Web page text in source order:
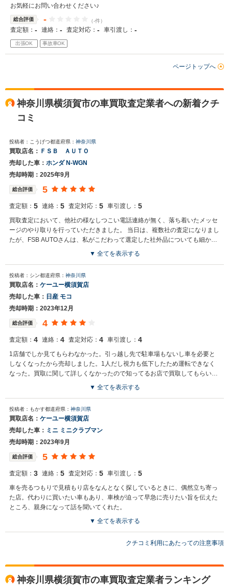
お気軽にお問い合わせください♪
総合評価 - （-件）
査定額： - 連絡： - 査定対応： - 車引渡し： -
出張OK 事故車OK
ページトップへ
神奈川県横須賀市の車買取査定業者への新着クチ
コミ
投稿者：こうげつ都道府県： 神奈川県
買取店名： ＦＳＢ ＡＵＴＯ
売却した車： ホンダ N-WGN
売却時期：2025年9月
総合評価 5
査定額： 5 連絡： 5 査定対応： 5 車引渡し： 5
買取査定において、他社の様なしつこい電話連絡が無く、落ち着いたメッセ
ージのやり取りを行っていただきました。 当日は、複数社の査定になりまし
たが、FSB AUTOさんは、私がこだわって選定した社外品についても細かく
やり取りを行い、一番高く評価いただいたと思います。 また、圧迫、強要、
ン価格の妥当性について教えてくれたりと、総合的に車について相談できる
印象を受けております。
買取店からの返信
この度、良質な車両を仕入れさせていただき誠にありがとうございま
す。 お客様のご売却における様々な部分で気持ちよくお取引がきたこ
と嬉しく思います。 今後とも、お車の事をFSBAUTOにお気軽にご相
談いただければ幸いです。 今後も、お客様の満足、お手伝いを第一に
を誠にありがとうございました。 そして、口コミ誠にありがとうござ
います。 FSBAUTO一同
▼ 全てを表示する
投稿者：シン都道府県： 神奈川県
買取店名： ケーユー横須賀店
売却した車： 日産 モコ
売却時期：2023年12月
総合評価 4
査定額： 4 連絡： 4 査定対応： 4 車引渡し： 4
1店舗でしか見てもらわなかった。引っ越し先で駐車場もないし車を必要と
しなくなったから売却しました。1人だし視力も低下したため運転できなく
なった。買取に関して詳しくなかったので知ってるお店で買取してもらいま
▼ 全てを表示する
投稿者：もかす都道府県： 神奈川県
買取店名： ケーユー横須賀店
売却した車： ミニ ミニクラブマン
売却時期：2023年9月
総合評価 5
査定額： 3 連絡： 5 査定対応： 5 車引渡し： 5
車を売るつもりで見積もり店をなんとなく探しているときに、偶然立ち寄っ
た店。代わりに買いたい車もあり、車検が迫って早急に売りたい旨を伝えた
ところ、親身になって話を聞いてくれた。
▼ 全てを表示する
クチコミ利用にあたっての注意事項
神奈川県横須賀市の車買取査定業者ランキング